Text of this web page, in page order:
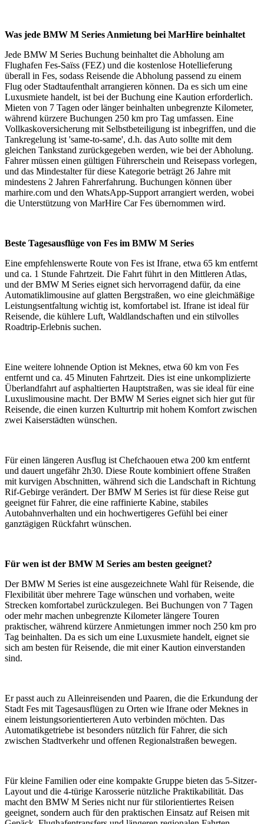
Was jede BMW M Series Anmietung bei MarHire beinhaltet
Jede BMW M Series Buchung beinhaltet die Abholung am
Flughafen Fes-Saïss (FEZ) und die kostenlose Hotellieferung
überall in Fes, sodass Reisende die Abholung passend zu einem
Flug oder Stadtaufenthalt arrangieren können. Da es sich um eine
Luxusmiete handelt, ist bei der Buchung eine Kaution erforderlich.
Mieten von 7 Tagen oder länger beinhalten unbegrenzte Kilometer,
während kürzere Buchungen 250 km pro Tag umfassen. Eine
Vollkaskoversicherung mit Selbstbeteiligung ist inbegriffen, und die
Tankregelung ist 'same-to-same', d.h. das Auto sollte mit dem
gleichen Tankstand zurückgegeben werden, wie bei der Abholung.
Fahrer müssen einen gültigen Führerschein und Reisepass vorlegen,
und das Mindestalter für diese Kategorie beträgt 26 Jahre mit
mindestens 2 Jahren Fahrerfahrung. Buchungen können über
marhire.com und den WhatsApp-Support arrangiert werden, wobei
die Unterstützung von MarHire Car Fes übernommen wird.
Beste Tagesausflüge von Fes im BMW M Series
Eine empfehlenswerte Route von Fes ist Ifrane, etwa 65 km entfernt
und ca. 1 Stunde Fahrtzeit. Die Fahrt führt in den Mittleren Atlas,
und der BMW M Series eignet sich hervorragend dafür, da eine
Automatiklimousine auf glatten Bergstraßen, wo eine gleichmäßige
Leistungsentfaltung wichtig ist, komfortabel ist. Ifrane ist ideal für
Reisende, die kühlere Luft, Waldlandschaften und ein stilvolles
Roadtrip-Erlebnis suchen.
Eine weitere lohnende Option ist Meknes, etwa 60 km von Fes
entfernt und ca. 45 Minuten Fahrtzeit. Dies ist eine unkomplizierte
Überlandfahrt auf asphaltierten Hauptstraßen, was sie ideal für eine
Luxuslimousine macht. Der BMW M Series eignet sich hier gut für
Reisende, die einen kurzen Kulturtrip mit hohem Komfort zwischen
zwei Kaiserstädten wünschen.
Für einen längeren Ausflug ist Chefchaouen etwa 200 km entfernt
und dauert ungefähr 2h30. Diese Route kombiniert offene Straßen
mit kurvigen Abschnitten, während sich die Landschaft in Richtung
Rif-Gebirge verändert. Der BMW M Series ist für diese Reise gut
geeignet für Fahrer, die eine raffinierte Kabine, stabiles
Autobahnverhalten und ein hochwertigeres Gefühl bei einer
ganztägigen Rückfahrt wünschen.
Für wen ist der BMW M Series am besten geeignet?
Der BMW M Series ist eine ausgezeichnete Wahl für Reisende, die
Flexibilität über mehrere Tage wünschen und vorhaben, weite
Strecken komfortabel zurückzulegen. Bei Buchungen von 7 Tagen
oder mehr machen unbegrenzte Kilometer längere Touren
praktischer, während kürzere Anmietungen immer noch 250 km pro
Tag beinhalten. Da es sich um eine Luxusmiete handelt, eignet sie
sich am besten für Reisende, die mit einer Kaution einverstanden
sind.
Er passt auch zu Alleinreisenden und Paaren, die die Erkundung der
Stadt Fes mit Tagesausflügen zu Orten wie Ifrane oder Meknes in
einem leistungsorientierteren Auto verbinden möchten. Das
Automatikgetriebe ist besonders nützlich für Fahrer, die sich
zwischen Stadtverkehr und offenen Regionalstraßen bewegen.
Für kleine Familien oder eine kompakte Gruppe bieten das 5-Sitzer-
Layout und die 4-türige Karosserie nützliche Praktikabilität. Das
macht den BMW M Series nicht nur für stilorientiertes Reisen
geeignet, sondern auch für den praktischen Einsatz auf Reisen mit